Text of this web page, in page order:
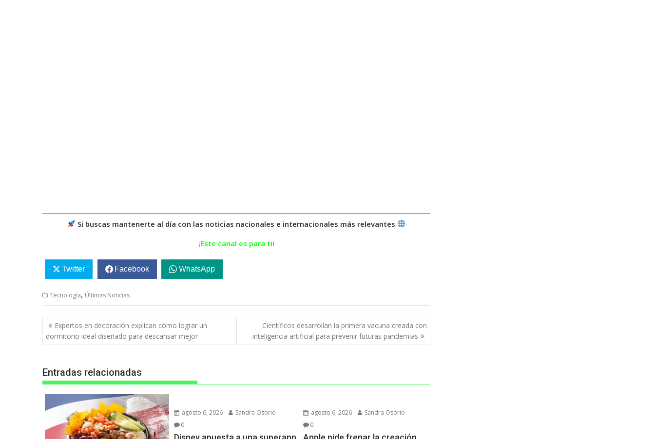
Si buscas mantenerte al día con las noticias nacionales e internacionales más relevantes
¡Este canal es para ti!
Twitter Facebook WhatsApp
Tecnología, Últimas Noticias
Navegación
de
entradas
Expertos en decoración explican cómo lograr un
dormitorio ideal diseñado para descansar mejor
Científicos desarrollan la primera vacuna creada con
inteligencia artificial para prevenir futuras pandemias
Entradas relacionadas
agosto 6, 2026
Sandra Osorio
0
agosto 6, 2026
Sandra Osorio
0